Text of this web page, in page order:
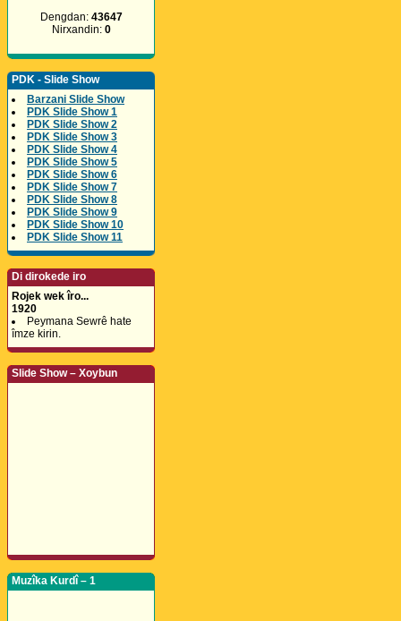
Dengdan: 43647
Nirxandin: 0
PDK - Slide Show
Barzani Slide Show
PDK Slide Show 1
PDK Slide Show 2
PDK Slide Show 3
PDK Slide Show 4
PDK Slide Show 5
PDK Slide Show 6
PDK Slide Show 7
PDK Slide Show 8
PDK Slide Show 9
PDK Slide Show 10
PDK Slide Show 11
Di dirokede iro
Rojek wek îro...
1920
Peymana Sewrê hate
îmze kirin.
Slide Show – Xoybun
Muzîka Kurdî – 1